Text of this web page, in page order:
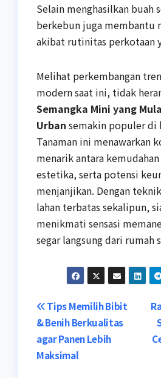
Selain menghasilkan buah
berkebun juga membantu
akibat rutinitas perkotaan
Melihat perkembangan
modern saat ini, tidak
Semangka Mini yang
Urban semakin populer di
Tanaman ini menawarkan
menarik antara
estetika, serta potensi
menjanjikan. Dengan
lahan terbatas sekalipun,
menikmati sensasi
segar langsung dari rumah
Post
navigation
Tips Memilih Bibit
& Benih Berkualitas
agar Panen Lebih
Maksimal